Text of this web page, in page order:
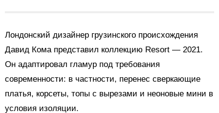
Лондонский дизайнер грузинского происхождения
Давид Кома представил коллекцию Resort — 2021.
Он адаптировал гламур под требования
современности: в частности, перенес сверкающие
платья, корсеты, топы с вырезами и неоновые мини в
условия изоляции.